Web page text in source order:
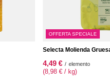
OFFERTA SPECIALE
Selecta Molienda
4,49 € / elemento
(8,98 € / kg)